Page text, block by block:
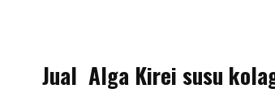
Jual Alga Kirei susu